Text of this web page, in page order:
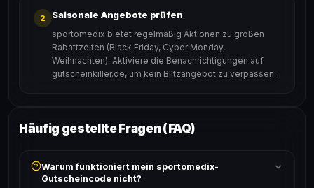
2 Saisonale Angebote prüfen
sportomedix bietet regelmäßig Aktionen zu großen
Rabattzeiten (Black Friday, Cyber Monday,
Weihnachten). Aktiviere die Benachrichtigungen auf
gutscheinkiller.de, um kein Blitzangebot zu verpassen.
Häufig gestellte Fragen (FAQ)
Warum funktioniert mein sportomedix-
Gutscheincode nicht?